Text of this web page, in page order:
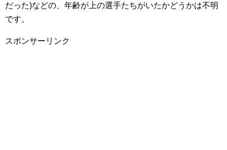
だった)などの、年齢が上の選手たちがいたかどうかは不明
です。
スポンサーリンク